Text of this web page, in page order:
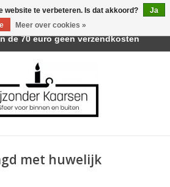
met huwelijk
website te verbeteren. Is dat akkoord?
Ja
Meer over cookies »
Woon & Cadeau | Belvederelaan
de 70 euro geen verzendkosten